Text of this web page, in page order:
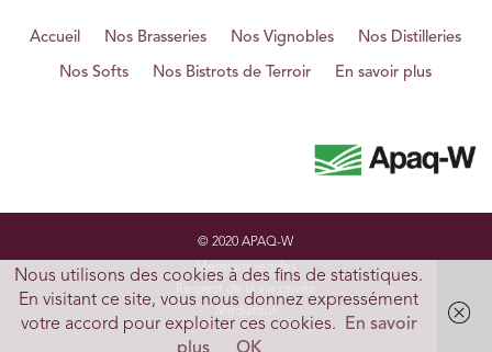
Accueil Nos Brasseries Nos Vignobles Nos Distilleries
Nos Softs Nos Bistrots de Terroir En savoir plus
© 2020 APAQ-W
Mentions légales
Respect de la vie privée
Nous utilisons des cookies à des fins de statistiques.
En visitant ce site, vous nous donnez expressément
votre accord pour exploiter ces cookies.
En savoir